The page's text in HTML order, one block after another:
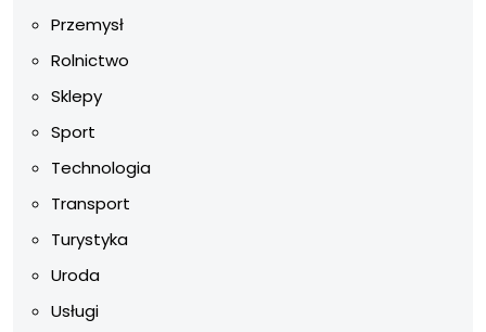
Przemysł
Rolnictwo
Sklepy
Sport
Technologia
Transport
Turystyka
Uroda
Usługi